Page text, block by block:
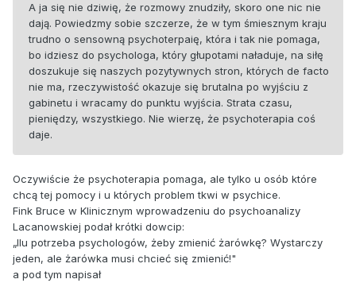
A ja się nie dziwię, że rozmowy znudziły, skoro one nic nie
dają. Powiedzmy sobie szczerze, że w tym śmiesznym kraju
trudno o sensowną psychoterpaię, która i tak nie pomaga,
bo idziesz do psychologa, który głupotami naładuje, na siłę
doszukuje się naszych pozytywnych stron, których de facto
nie ma, rzeczywistość okazuje się brutalna po wyjściu z
gabinetu i wracamy do punktu wyjścia. Strata czasu,
pieniędzy, wszystkiego. Nie wierzę, że psychoterapia coś
daje.
Oczywiście że psychoterapia pomaga, ale tylko u osób które
chcą tej pomocy i u których problem tkwi w psychice.
Fink Bruce w Klinicznym wprowadzeniu do psychoanalizy
Lacanowskiej podał krótki dowcip:
„Ilu potrzeba psychologów, żeby zmienić żarówkę? Wystarczy
jeden, ale żarówka musi chcieć się zmienić!"
a pod tym napisał